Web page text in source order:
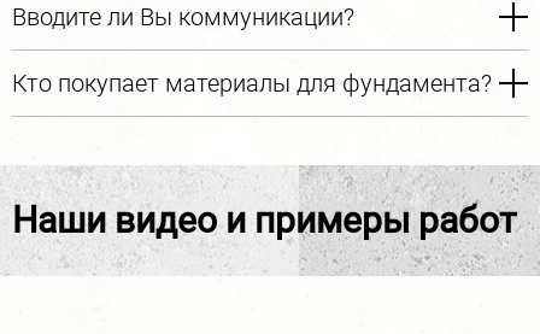
Вводите ли Вы коммуникации?
Кто покупает материалы для фундамента?
Наши видео и примеры работ